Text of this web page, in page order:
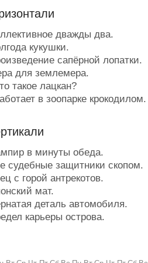
дважды два.
кукушки.
сапёрной лопатки.
для землемера.
такое лацкан?
в зоопарке крокодилом.
толк в бюстах.
в переводе с латинского.
продуктового достатка на
с помощью которого можно
газу.
в минуты обеда.
судебные защитники скопом.
с горой антрекотов.
мат.
деталь автомобиля.
карьеры острова.